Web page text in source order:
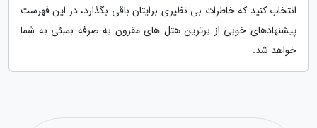
انتخاب کنید که خاطرات بی نظیری برایتان باقی بگذارد، در این فهرست
پیشنهادهای خوبی از برترین هتل های مقرون به صرفه بمبئی به شما
خواهد شد.